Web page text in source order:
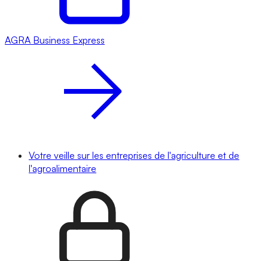
AGRA Business Express
Votre veille sur les entreprises de l'agriculture et de
l'agroalimentaire